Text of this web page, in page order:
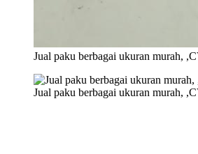
Jual paku berbagai ukuran murah,
Jual paku berbagai ukuran murah,